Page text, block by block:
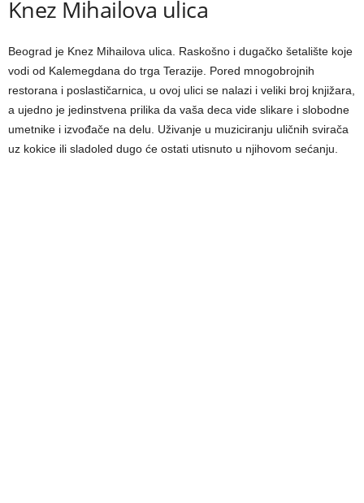
Knez Mihailova ulica
Beograd je Knez Mihailova ulica. Raskošno i dugačko šetalište koje
vodi od Kalemegdana do trga Terazije. Pored mnogobrojnih
restorana i poslastičarnica, u ovoj ulici se nalazi i veliki broj knjižara,
a ujedno je jedinstvena prilika da vaša deca vide slikare i slobodne
umetnike i izvođače na delu. Uživanje u muziciranju uličnih svirača
uz kokice ili sladoled dugo će ostati utisnuto u njihovom sećanju.